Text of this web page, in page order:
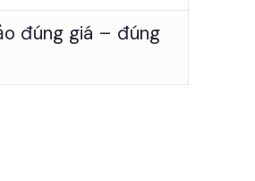
đúng giá – đúng